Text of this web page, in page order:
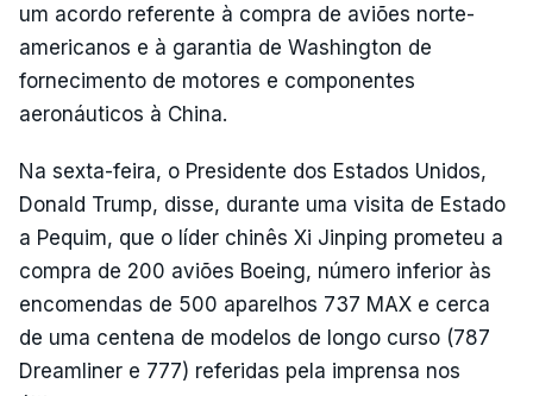
um acordo referente à compra de aviões norte-
americanos e à garantia de Washington de
fornecimento de motores e componentes
aeronáuticos à China.
Na sexta-feira, o Presidente dos Estados Unidos,
Donald Trump, disse, durante uma visita de Estado
a Pequim, que o líder chinês Xi Jinping prometeu a
compra de 200 aviões Boeing, número inferior às
encomendas de 500 aparelhos 737 MAX e cerca
de uma centena de modelos de longo curso (787
Dreamliner e 777) referidas pela imprensa nos